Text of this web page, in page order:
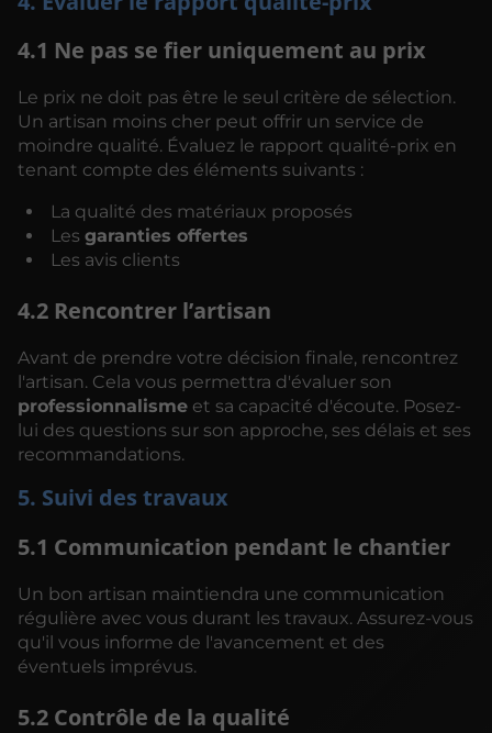
4.1 Ne pas se fier uniquement au prix
Le prix ne doit pas être le seul critère de sélection.
Un artisan moins cher peut offrir un service de
moindre qualité. Évaluez le rapport qualité-prix en
tenant compte des éléments suivants :
La qualité des matériaux proposés
Les garanties offertes
Les avis clients
4.2 Rencontrer l’artisan
Avant de prendre votre décision finale, rencontrez
l'artisan. Cela vous permettra d'évaluer son
professionnalisme et sa capacité d'écoute. Posez-
lui des questions sur son approche, ses délais et ses
recommandations.
5. Suivi des travaux
5.1 Communication pendant le chantier
Un bon artisan maintiendra une communication
régulière avec vous durant les travaux. Assurez-vous
qu'il vous informe de l'avancement et des
éventuels imprévus.
5.2 Contrôle de la qualité